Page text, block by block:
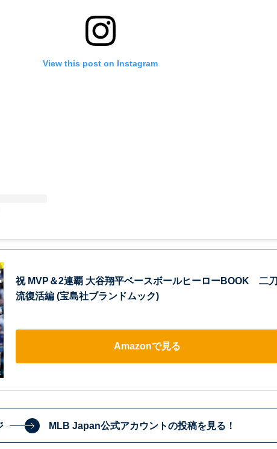
View this post on Instagram
祝 MVP＆2連覇 大谷翔平ベースボールヒーローBOOK 二刀
流復活編 (宝島社ブランドムック)
Amazonで見る
MLB Japan公式アカウントの投稿を見る！